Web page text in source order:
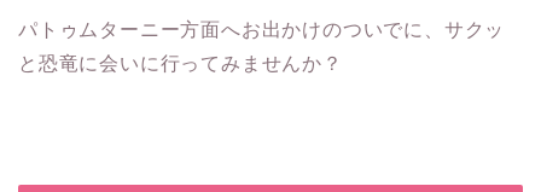
パトゥムターニー方面へお出かけのついでに、サクッ
と恐竜に会いに行ってみませんか？